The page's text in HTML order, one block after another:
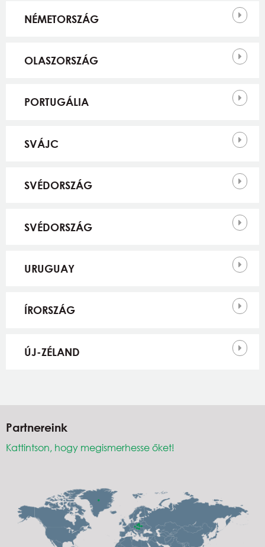
NÉMETORSZÁG
OLASZORSZÁG
PORTUGÁLIA
SVÁJC
SVÉDORSZÁG
SVÉDORSZÁG
URUGUAY
ÍRORSZÁG
ÚJ-ZÉLAND
Partnereink
Kattintson, hogy megismerhesse őket!